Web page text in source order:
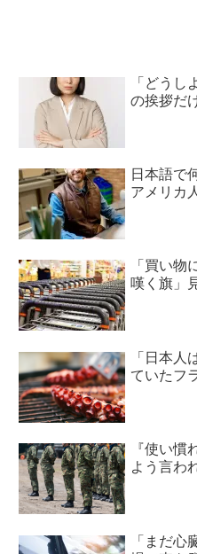
「どうし
の挨拶だ
日本語で
アメリカ
「買い物
嘆く旗」
「日本人
ていたフ
『使い慣
よう言わ
「まだ心